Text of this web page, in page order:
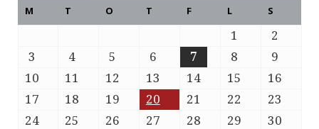
M T O T F L S
1
2
3
4 5 6 7 8
9
10
11 12 13 14 15
16
17
18 19 20 21 22
23
24
25 26 27 28 29
30